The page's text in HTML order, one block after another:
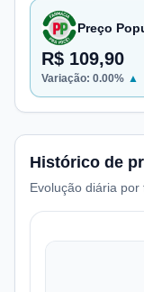
Preço
R$ 109,90
Variação: 0.00% ▲
Histórico de
Evolução diária por